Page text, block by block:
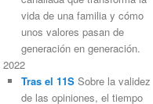
vida de una familia y cómo
unos valores pasan de
generación en generación.
2022
Tras el 11SSobre la validez
de las opiniones, el tiempo